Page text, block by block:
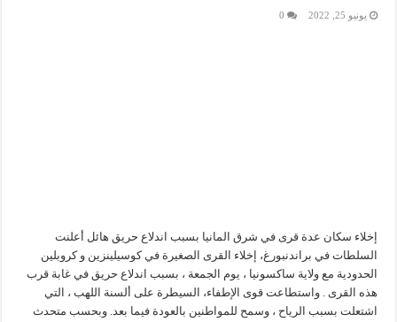
يونيو 25, 2022 0
إخلاء سكان عدة قرى في شرق المانيا بسبب اندلاع حريق هائل أعلنت
السلطات في براندنبورغ، إخلاء القرى الصغيرة في كوسيلينزين و كروبلين
الحدودية مع ولاية ساكسونيا ، يوم الجمعة ، بسبب اندلاع حريق في غابة قرب
هذه القرى . واستطاعت قوى الإطفاء، السيطرة على ألسنة اللهب ، التي
اشتعلت بسبب الرياح ، وسمح للمواطنين بالعودة فيما بعد. وبحسب متحدث